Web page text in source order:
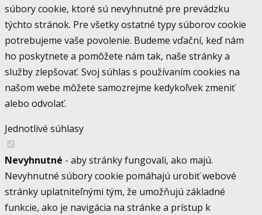
súbory cookie, ktoré sú nevyhnutné pre prevádzku
týchto stránok. Pre všetky ostatné typy súborov cookie
potrebujeme vaše povolenie. Budeme vďační, keď nám
ho poskytnete a pomôžete nám tak, naše stránky a
služby zlepšovať. Svoj súhlas s používaním cookies na
našom webe môžete samozrejme kedykoľvek zmeniť
alebo odvolať.
Jednotlivé súhlasy
Nevyhnutné - aby stránky fungovali, ako majú.
Nevyhnutné súbory cookie pomáhajú urobiť webové
stránky uplatniteľnými tým, že umožňujú základné
funkcie, ako je navigácia na stránke a prístup k